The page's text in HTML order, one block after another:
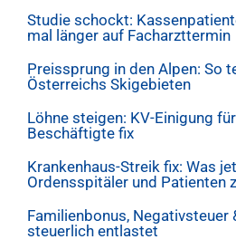
Studie schockt:
mal länger auf Facharzttermin
Preissprung in den Alpen: So
Österreichs Skigebieten
Löhne steigen: KV-Einigung
Beschäftigte fix
Krankenhaus-Streik fix: Was
Ordensspitäler und Patienten
Familienbonus, Negativsteuer
steuerlich entlastet